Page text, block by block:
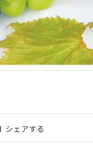
シェアする